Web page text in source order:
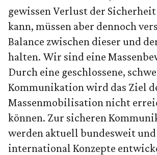
gewissen Verlust der
kann, müssen aber dennoch
Balance zwischen dieser und
halten. Wir sind eine
Durch eine geschlossene,
Kommunikation wird das Ziel
Massenmobilisation nicht
können. Zur sicheren
werden aktuell bundesweit und
international Konzepte